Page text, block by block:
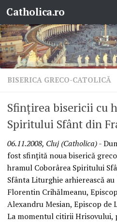
Skip to content
Catholica.ro
BISERICA GRECO-CATOLICĂ
Sfinţirea bisericii cu
Spiritului Sfânt din
06.11.2008, Cluj (Catholica)-
fost sfinţită noua biserică
hramul Coborârea Spiritului
Sfânta Liturghie arhierească
Florentin Crihălmeanu,
Alexandru Mesian, Episcop de
La momentul citirii Hrisovului,